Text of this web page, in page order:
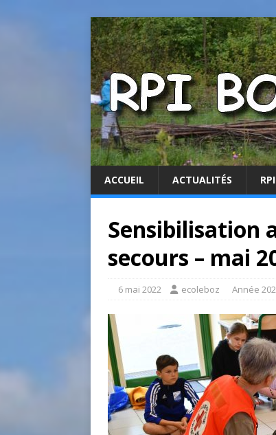
ACCUEIL ACTUALITÉS
Sensibilisation
secours – mai
6 mai 2022 ecoleboz Année